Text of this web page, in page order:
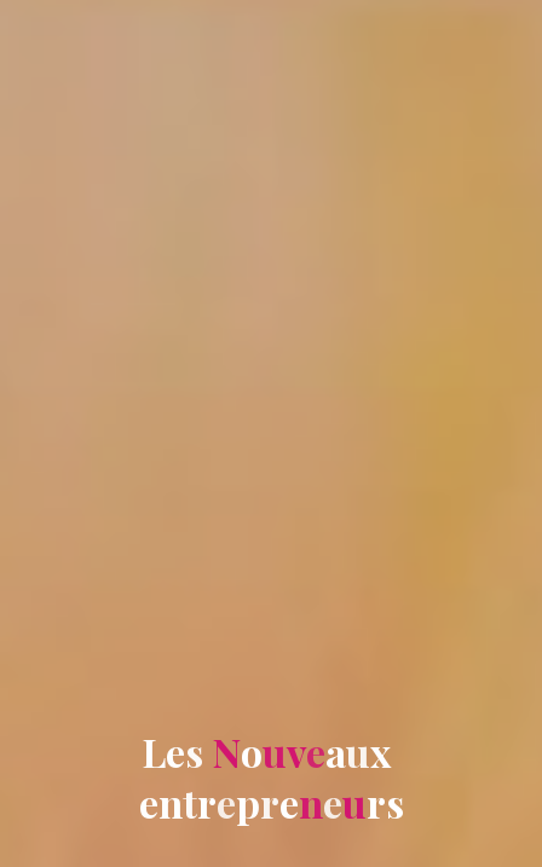
Les Nouveaux
entrepreneurs